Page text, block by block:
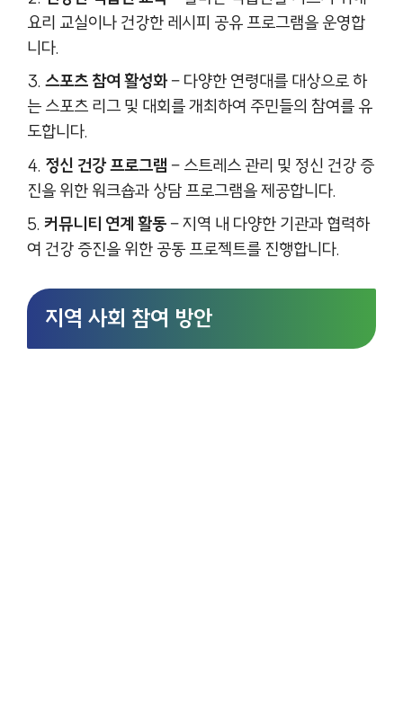
요리 교실이나 건강한 레시피 공유 프로그램을 운영합
니다.
스포츠 참여 활성화– 다양한 연령대를 대상으로 하
는 스포츠 리그 및 대회를 개최하여 주민들의 참여를 유
도합니다.
정신 건강 프로그램 – 스트레스 관리 및 정신 건강 증
진을 위한 워크숍과 상담 프로그램을 제공합니다.
커뮤니티 연계 활동 – 지역 내 다양한 기관과 협력하
여 건강 증진을 위한 공동 프로젝트를 진행합니다.
지역 사회 참여 방안